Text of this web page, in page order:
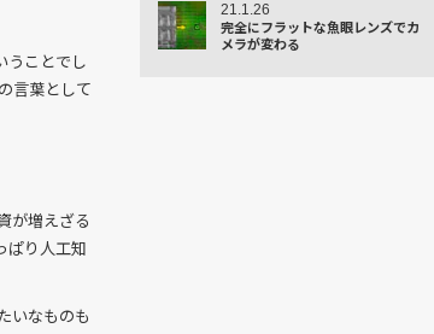
うことでし
言葉として
が増えざる
ぱり人工知
いなものも
21.1.26
完全にフラットな⿂眼レンズでカ
メラが変わる